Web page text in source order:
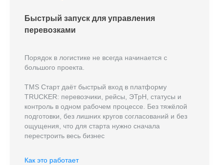
Быстрый запуск для управления
перевозками
Порядок в логистике не всегда начинается с
большого проекта.
TMS Старт даёт быстрый вход в платформу
TRUCKER: перевозчики, рейсы, ЭТрН, статусы и
контроль в одном рабочем процессе. Без тяжёлой
подготовки, без лишних кругов согласований и без
ощущения, что для старта нужно сначала
перестроить весь бизнес
Как это работает